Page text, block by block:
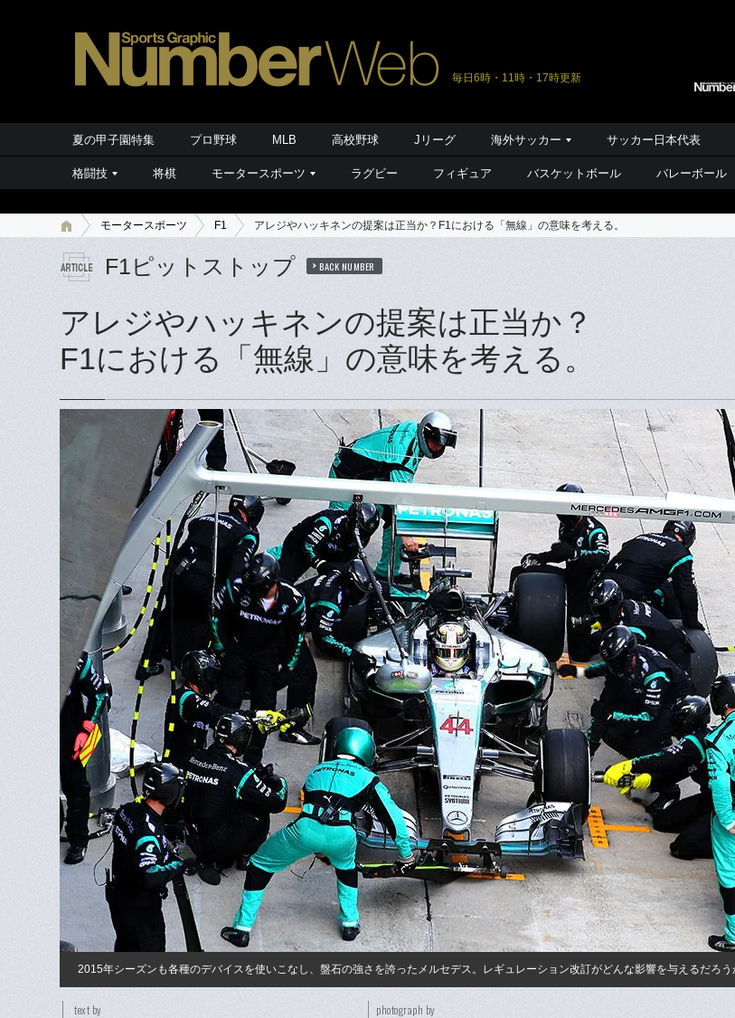
毎日6時・11時・17時更新
夏の甲子園特集 プロ野球 MLB 高校野球 Jリーグ 海外サッカー サッカー日本代表
格闘技 将棋 モータースポーツ ラグビー フィギュア バスケットボール バレーボール
モータースポーツ F1 アレジやハッキネンの提案は正当か？F1における「無線」の意味を考える。
F1ピットストップ BACK NUMBER
アレジやハッキネンの提案は正当か？
F1における「無線」の意味を考える。
2015年シーズンも各種のデバイスを使いこなし、盤石の強さを誇ったメルセデス。レギュレーション改訂がどんな影響を与えるだろう
text by photograph by